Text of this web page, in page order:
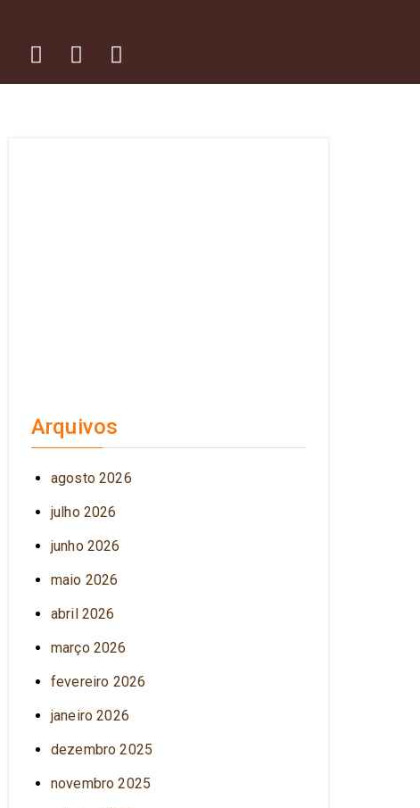
Arquivos
agosto 2026
julho 2026
junho 2026
maio 2026
abril 2026
março 2026
fevereiro 2026
janeiro 2026
dezembro 2025
novembro 2025